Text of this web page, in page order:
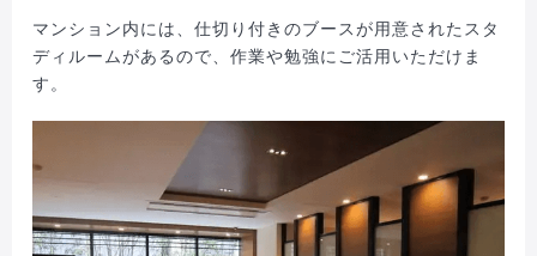
マンション内には、仕切り付きのブースが用意されたスタ
ディルームがあるので、作業や勉強にご活用いただけま
す。